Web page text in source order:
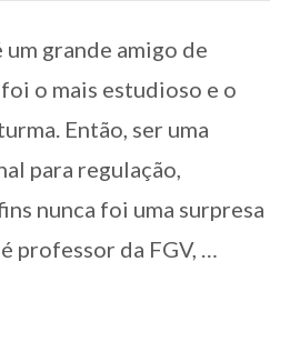
um grande amigo de
o mais estudioso e o
Então, ser uma
para regulação,
nunca foi uma surpresa
professor da FGV, …